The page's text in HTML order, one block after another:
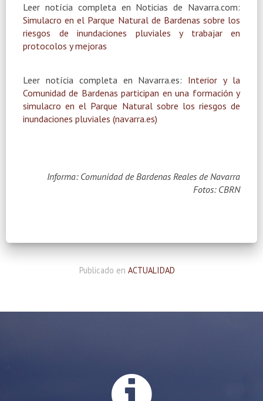
Leer notícia completa en Noticias de Navarra.com:
Simulacro en el Parque Natural de Bardenas sobre los
riesgos de inundaciones pluviales y trabajar en
protocolos y mejoras
Leer notícia completa en Navarra.es: Interior y la
Comunidad de Bardenas participan en una formación y
simulacro en el Parque Natural sobre los riesgos de
inundaciones pluviales (navarra.es)
Informa: Comunidad de Bardenas Reales de Navarra
Fotos: CBRN
Publicado enACTUALIDAD